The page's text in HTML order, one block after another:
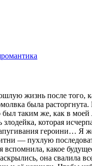
романтика
жизнь после того,
была
был таким же, как в
злодейка, которая
героини… Я
— пухлую
вспомнила, какое
она свалила